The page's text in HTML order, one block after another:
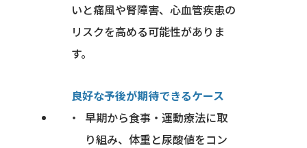
いと痛風や腎障害、心血管疾患の
リスクを高める可能性がありま
す。
良好な予後が期待できるケース
早期から食事・運動療法に取
り組み、体重と尿酸値をコン